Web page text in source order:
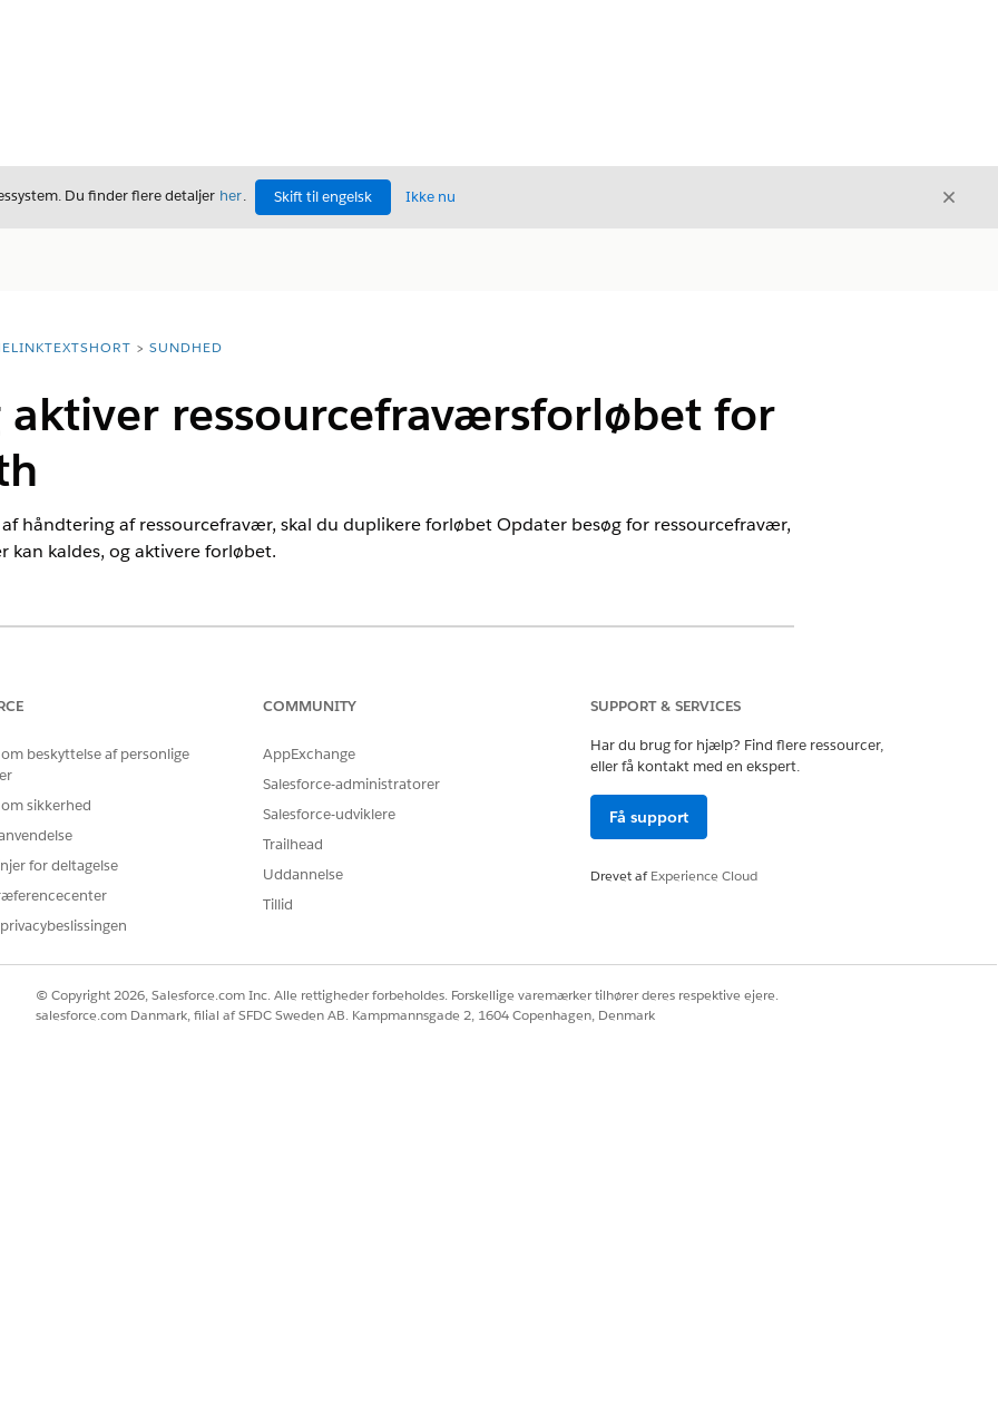
Du finder flere detaljer her. Skift til engelsk Ikke nu Luk
SUNDHED
aktiver ressourcefraværsforløbet for
håndtering af ressourcefravær, skal du duplikere forløbet Opdater besøg for ressourcefravær,
kan kaldes, og aktivere forløbet.
BRUGERTILLADELSER PÅKRÆVET
Tilladelsessættet Health Cloud-administrator
fra Opsætning, og vælg derefter Forløb.
besøg for ressourcefravær
ressourcefravær
og angiv derefter den statusværdi, som du vil opdatere de påvirkede besøg med.
og en beskrivelse for klonen, og klik på
beskyttelse af personlige
sikkerhed
for deltagelse
COMMUNITY
AppExchange
Salesforce-administratorer
Salesforce-udviklere
Trailhead
Uddannelse
Tillid
SUPPORT & SERVICES
Har du brug for hjælp? Find flere ressourcer,
eller få kontakt med en ekspert.
Få support
Drevet afExperience Cloud
© Copyright 2026, Salesforce.com Inc. Alle rettigheder forbeholdes. Forskellige varemærker tilhører deres respektive ejere.
salesforce.com Danmark, filial af SFDC Sweden AB. Kampmannsgade 2, 1604 Copenhagen, Denmark